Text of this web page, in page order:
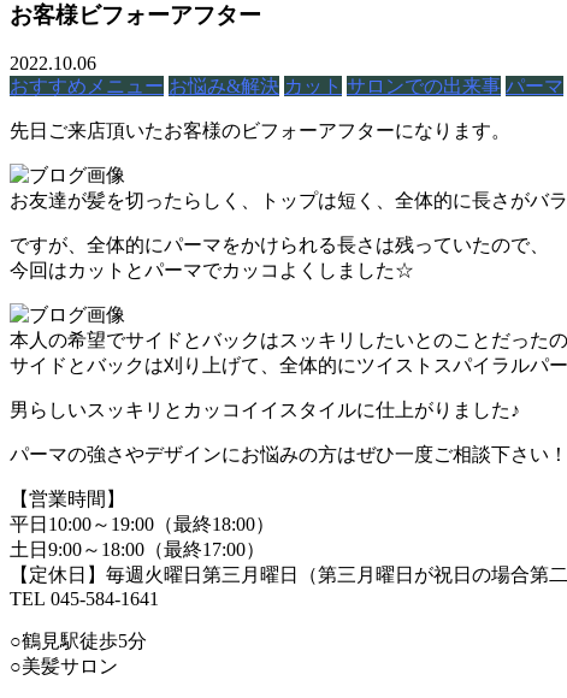
お客様ビフォーアフター
2022.10.06
おすすめメニュー お悩み&解決 カット サロンでの出来事 パーマ
先日ご来店頂いたお客様のビフォーアフターになります。
お友達が髪を切ったらしく、トップは短く、全体的に長さがバ
ですが、全体的にパーマをかけられる長さは残っていたので、
今回はカットとパーマでカッコよくしました☆
本人の希望でサイドとバックはスッキリしたいとのことだったの
サイドとバックは刈り上げて、全体的にツイストスパイラルパ
男らしいスッキリとカッコイイスタイルに仕上がりました♪
パーマの強さやデザインにお悩みの方はぜひ一度ご相談下さい！
【営業時間】
平日10:00～19:00（最終18:00）
土日9:00～18:00（最終17:00）
【定休日】毎週火曜日第三月曜日（第三月曜日が祝日の場合第二
TEL 045-584-1641
○鶴見駅徒歩5分
○美髪サロン